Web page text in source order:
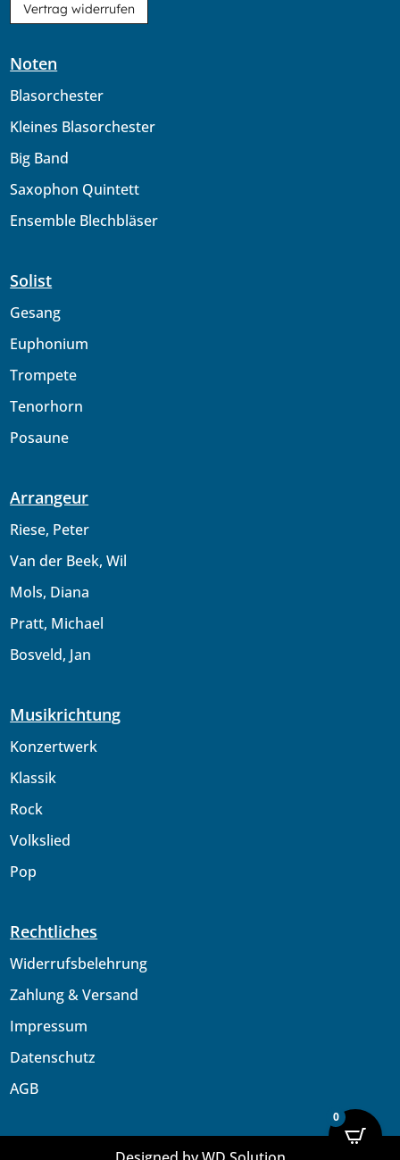
Vertrag widerrufen
Noten
Blasorchester
Kleines Blasorchester
Big Band
Saxophon Quintett
Ensemble Blechbläser
Solist
Gesang
Euphonium
Trompete
Tenorhorn
Posaune
Arrangeur
Riese, Peter
Van der Beek, Wil
Mols, Diana
Pratt, Michael
Bosveld, Jan
Musikrichtung
Konzertwerk
Klassik
Rock
Volkslied
Pop
Rechtliches
Widerrufsbelehrung
Zahlung & Versand
Impressum
Datenschutz
AGB
0